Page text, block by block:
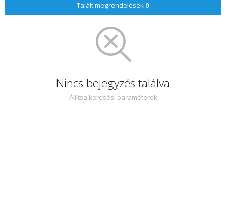
Talált megrendelések 0
Nincs bejegyzés találva
Állítsa keresési paraméterek